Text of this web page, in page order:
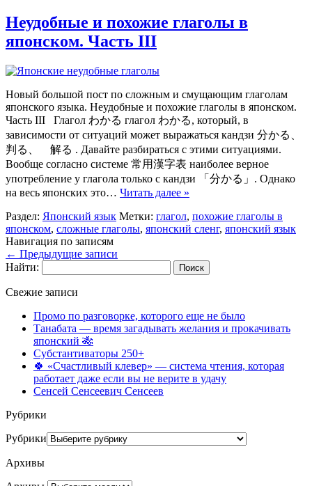
Неудобные и похожие глаголы в
японском. Часть III
Новый большой пост по сложным и смущающим глаголам
японского языка. Неудобные и похожие глаголы в японском.
Часть III Глагол わかる глагол わかる, который, в
зависимости от ситуаций может выражаться кандзи 分かる、
判る、 解る . Давайте разбираться с этими ситуациями.
Вообще согласно системе 常用漢字表 наиболее верное
употребление у глагола только с кандзи 「分かる」. Однако
на весь японских это… Читать далее »
Раздел: Японский язык Метки: глагол, похожие глаголы в
японском, сложные глаголы, японский сленг, японский язык
Навигация по записям
← Предыдущие записи
Найти:
Свежие записи
Промо по разговорке, которого еще не было
Танабата — время загадывать желания и прокачивать
японский 🎋
Субстантиваторы 250+
🍀 «Счастливый клевер» — система чтения, которая
работает даже если вы не верите в удачу
Сенсей Сенсеевич Сенсеев
Рубрики
Рубрики
Архивы